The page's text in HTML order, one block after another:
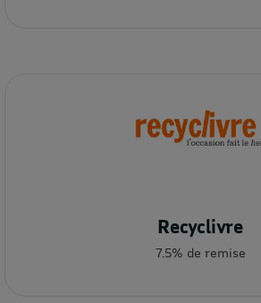
Recyclivre
7.5% de remise